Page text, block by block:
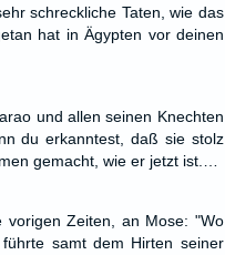
schreckliche Taten, wie das
hat in Ägypten vor deinen
und allen seinen Knechten
du erkanntest, daß sie stolz
gemacht, wie er jetzt ist.…
vorigen Zeiten, an Mose: "Wo
samt dem Hirten seiner